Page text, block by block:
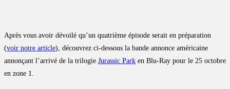
Après vous avoir dévoilé qu’un quatrième épisode serait en préparation
(voir notre article), découvrez ci-dessous la bande annonce américaine
annonçant l’arrivé de la trilogie Jurassic Park en Blu-Ray pour le 25 octobre
en zone 1.